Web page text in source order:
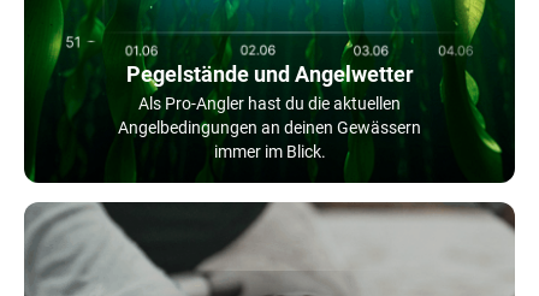
Pegelstände und Angelwetter
Als Pro-Angler hast du die aktuellen
Angelbedingungen an deinen Gewässern
immer im Blick.